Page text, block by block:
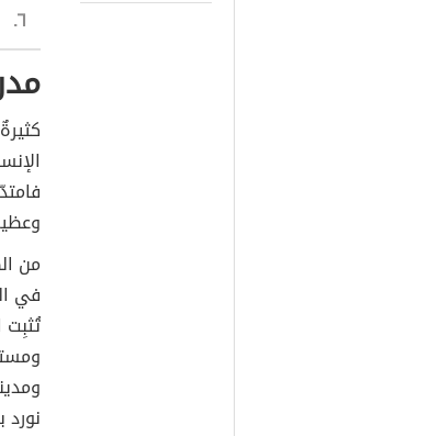
٦
من
في